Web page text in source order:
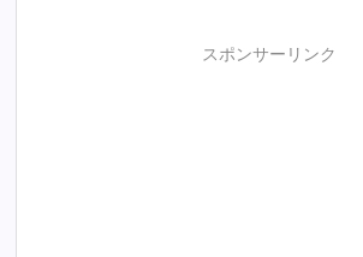
スポンサーリンク